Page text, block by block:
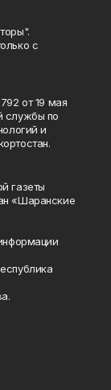
с
от 19 мая
службы по
и
газеты
«Шаранские